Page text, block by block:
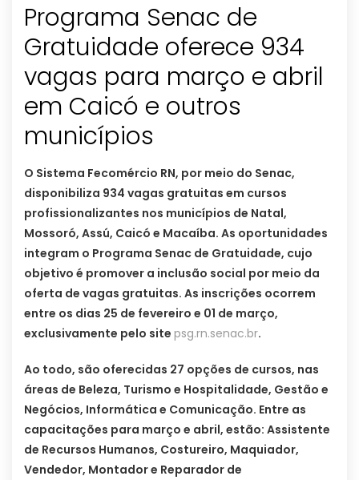
Programa Senac de
Gratuidade oferece 934
vagas para março e abril
em Caicó e outros
municípios
O Sistema Fecomércio RN, por meio do Senac,
disponibiliza 934 vagas gratuitas em cursos
profissionalizantes nos municípios de Natal,
Mossoró, Assú, Caicó e Macaíba. As oportunidades
integram o Programa Senac de Gratuidade, cujo
objetivo é promover a inclusão social por meio da
oferta de vagas gratuitas. As inscrições ocorrem
entre os dias 25 de fevereiro e 01 de março,
exclusivamente pelo site psg.rn.senac.br.
Ao todo, são oferecidas 27 opções de cursos, nas
áreas de Beleza, Turismo e Hospitalidade, Gestão e
Negócios, Informática e Comunicação. Entre as
capacitações para março e abril, estão: Assistente
de Recursos Humanos, Costureiro, Maquiador,
Vendedor, Montador e Reparador de